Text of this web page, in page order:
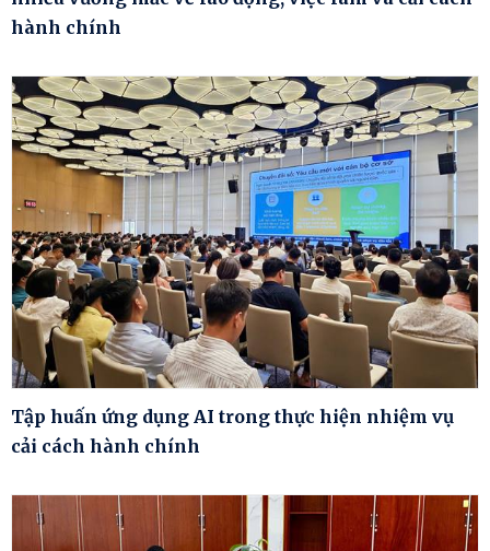
hành chính
Tập huấn ứng dụng AI trong thực hiện nhiệm vụ
cải cách hành chính